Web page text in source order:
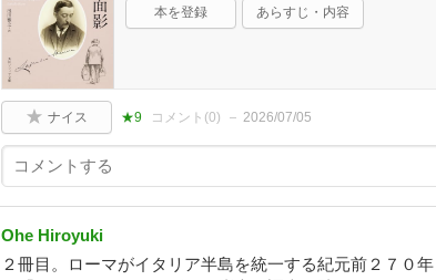
本を登録 あらすじ・内容
ナイス ★9 コメント(0) 2026/07/05
Ohe Hiroyuki
２冊目。ローマがイタリア半島を統一する紀元前２７０